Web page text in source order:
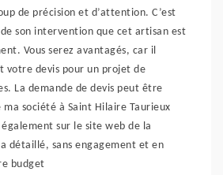
de précision et d’attention. C’est
son intervention que cet artisan est
Vous serez avantagés, car il
votre devis pour un projet de
La demande de devis peut être
ma société à Saint Hilaire Taurieux
sur le site web de la
détaillé, sans engagement et en
budget